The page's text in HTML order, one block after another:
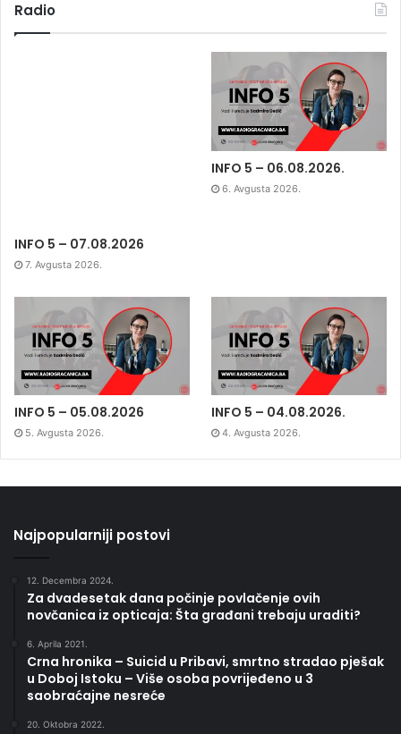
Radio
INFO 5 – 07.08.2026
7. Avgusta 2026.
INFO 5 – 06.08.2026.
6. Avgusta 2026.
INFO 5 – 05.08.2026
5. Avgusta 2026.
INFO 5 – 04.08.2026.
4. Avgusta 2026.
Najpopularniji postovi
12. Decembra 2024.
Za dvadesetak dana počinje povlačenje ovih
novčanica iz opticaja: Šta građani trebaju uraditi?
6. Aprila 2021.
Crna hronika – Suicid u Pribavi, smrtno stradao pješak
u Doboj Istoku – Više osoba povrijeđeno u 3
saobraćajne nesreće
20. Oktobra 2022.